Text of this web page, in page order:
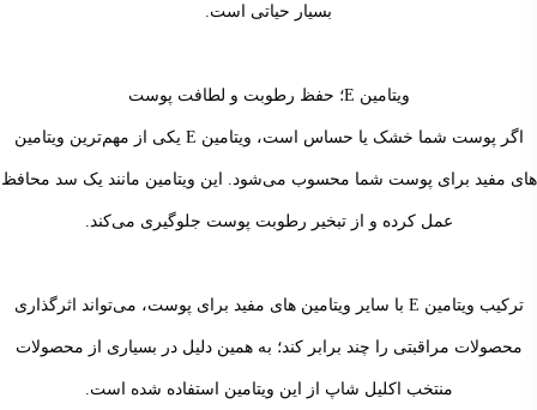
بسیار حیاتی است.
ویتامین E؛ حفظ رطوبت و لطافت پوست
اگر پوست شما خشک یا حساس است، ویتامین E یکی از مهم‌ترین ویتامین
های مفید برای پوست شما محسوب می‌شود. این ویتامین مانند یک سد محافظ
عمل کرده و از تبخیر رطوبت پوست جلوگیری می‌کند.
ترکیب ویتامین E با سایر ویتامین های مفید برای پوست، می‌تواند اثرگذاری
محصولات مراقبتی را چند برابر کند؛ به همین دلیل در بسیاری از محصولات
منتخب اکلیل شاپ از این ویتامین استفاده شده است.